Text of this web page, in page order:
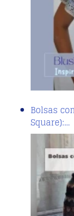
Bolsas
Square):…